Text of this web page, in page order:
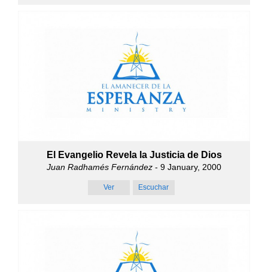
El Evangelio Revela la Justicia de Dios
Juan Radhamés Fernández - 9 January, 2000
Ver Escuchar